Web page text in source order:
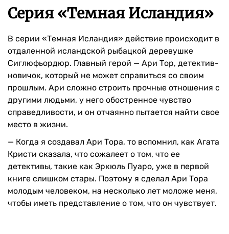
Серия «Темная Исландия»
В серии «Темная Исландия» действие происходит в
отдаленной исландской рыбацкой деревушке
Сиглюфьордюр. Главный герой — Ари Тор, детектив-
новичок, который не может справиться со своим
прошлым. Ари сложно строить прочные отношения с
другими людьми, у него обостренное чувство
справедливости, и он отчаянно пытается найти свое
место в жизни.
— Когда я создавал Ари Тора, то вспомнил, как Агата
Кристи сказала, что сожалеет о том, что ее
детективы, такие как Эркюль Пуаро, уже в первой
книге слишком стары. Поэтому я сделал Ари Тора
молодым человеком, на несколько лет моложе меня,
чтобы иметь представление о том, что он чувствует.